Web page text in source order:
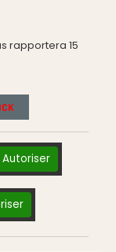
rapportera 15
Autoriser